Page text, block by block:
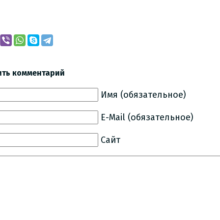
комментарий
Имя (обязательное)
E-Mail (обязательное)
Сайт